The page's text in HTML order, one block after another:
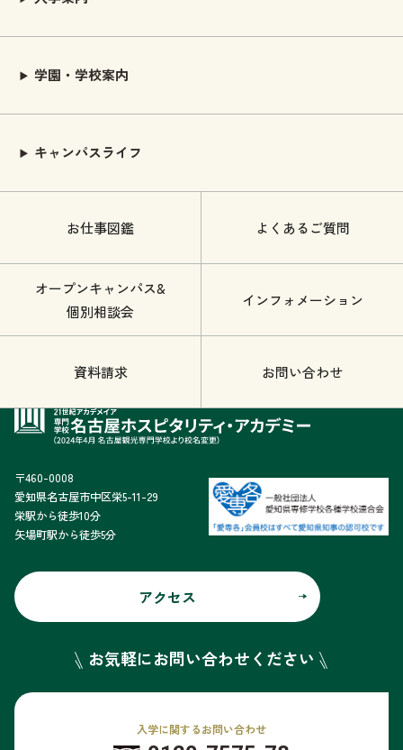
学園・学校案内
キャンパスライフ
お仕事図鑑 よくあるご質問
オープンキャンパス&
個別相談会
インフォメーション
資料請求 お問い合わせ
〒460-0008
愛知県名古屋市中区栄5-11-29
栄駅から徒歩10分
矢場町駅から徒歩5分
アクセス
お気軽にお問い合わせください
入学に関するお問い合わせ